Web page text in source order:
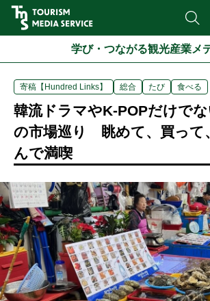
学び・つながる観光産業メ
寄稿【Hundred Links】 総合 たび 食べる
韓流ドラマやK-POPだけで
の市場巡り 眺めて、買って
んで満喫